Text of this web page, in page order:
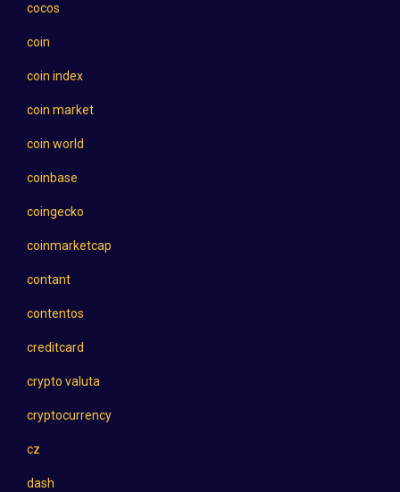
cocos
coin
coin index
coin market
coin world
coinbase
coingecko
coinmarketcap
contant
contentos
creditcard
crypto valuta
cryptocurrency
cz
dash